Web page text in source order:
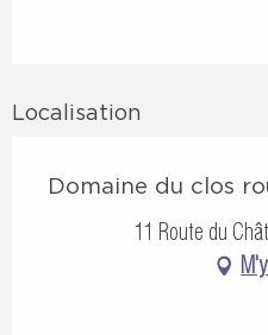
Localisation
Domaine du clos
11 Route du